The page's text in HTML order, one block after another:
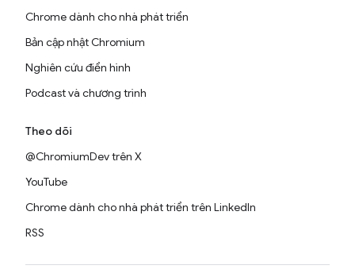
Chrome dành cho nhà phát triển
Bản cập nhật Chromium
Nghiên cứu điển hình
Podcast và chương trình
Theo dõi
@ChromiumDev trên X
YouTube
Chrome dành cho nhà phát triển trên LinkedIn
RSS